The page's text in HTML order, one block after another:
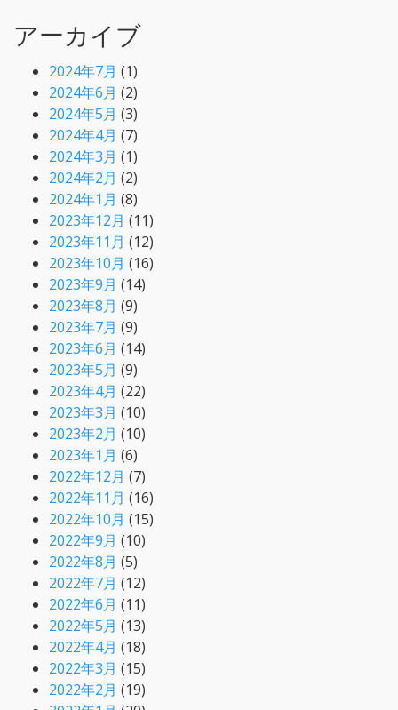
アーカイブ
2024年7月 (1)
2024年6月 (2)
2024年5月 (3)
2024年4月 (7)
2024年3月 (1)
2024年2月 (2)
2024年1月 (8)
2023年12月 (11)
2023年11月 (12)
2023年10月 (16)
2023年9月 (14)
2023年8月 (9)
2023年7月 (9)
2023年6月 (14)
2023年5月 (9)
2023年4月 (22)
2023年3月 (10)
2023年2月 (10)
2023年1月 (6)
2022年12月 (7)
2022年11月 (16)
2022年10月 (15)
2022年9月 (10)
2022年8月 (5)
2022年7月 (12)
2022年6月 (11)
2022年5月 (13)
2022年4月 (18)
2022年3月 (15)
2022年2月 (19)